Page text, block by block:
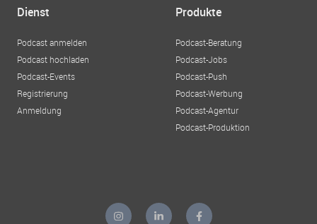
Dienst
Podcast anmelden
Podcast hochladen
Podcast-Events
Registrierung
Anmeldung
Produkte
Podcast-Beratung
Podcast-Jobs
Podcast-Push
Podcast-Werbung
Podcast-Agentur
Podcast-Produktion